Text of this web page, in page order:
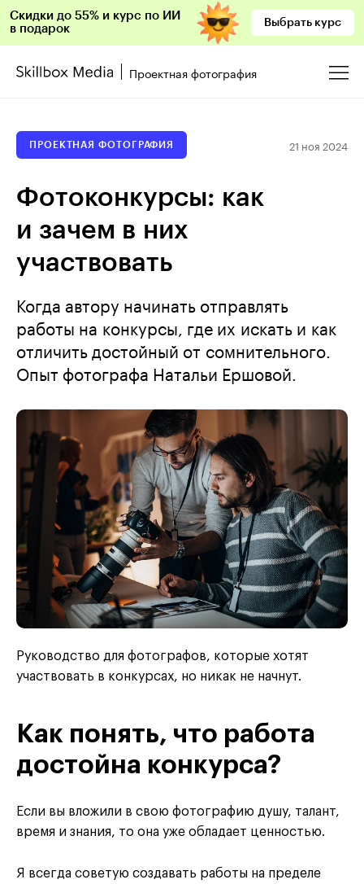
Скидки до 55% и курс по ИИ
в подарок
Выбрать курс
Проектная фотография
ПРОЕКТНАЯ ФОТОГРАФИЯ 21 ноя 2024
Фотоконкурсы: как
и зачем в них
участвовать
Когда автору начинать отправлять
работы на конкурсы, где их искать и как
отличить достойный от сомнительного.
Опыт фотографа Натальи Ершовой.
Руководство для фотографов, которые хотят
участвовать в конкурсах, но никак не начнут.
Как понять, что работа
достойна конкурса?
Если вы вложили в свою фотографию душу, талант,
время и знания, то она уже обладает ценностью.
Я всегда советую создавать работы на пределе